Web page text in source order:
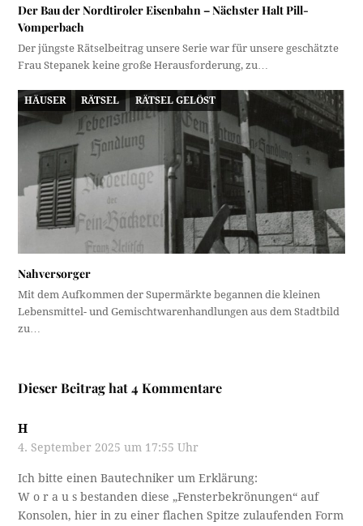
Der Bau der Nordtiroler Eisenbahn – Nächster Halt Pill-
Vomperbach
Der jüngste Rätselbeitrag unsere Serie war für unsere geschätzte
Frau Stepanek keine große Herausforderung, zu…
HÄUSER RÄTSEL RÄTSEL GELÖST
Nahversorger
Mit dem Aufkommen der Supermärkte begannen die kleinen
Lebensmittel- und Gemischtwarenhandlungen aus dem Stadtbild
zu…
Dieser Beitrag hat 4 Kommentare
H
4. September 2025 um 17:55 Uhr
Ich bitte einen Bautechniker um Erklärung:
W o r a u s bestanden diese „Fensterbekrönungen“ auf
Konsolen, hier in zu einer flachen Spitze zulaufenden Form